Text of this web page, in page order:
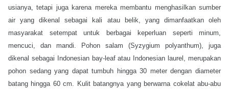
usianya, tetapi juga karena mereka membantu menghasilkan sumber
air yang dikenal sebagai kali atau belik, yang dimanfaatkan oleh
masyarakat setempat untuk berbagai keperluan seperti minum,
mencuci, dan mandi. Pohon salam (Syzygium polyanthum), juga
dikenal sebagai Indonesian bay-leaf atau Indonesian laurel, merupakan
pohon sedang yang dapat tumbuh hingga 30 meter dengan diameter
batang hingga 60 cm. Kulit batangnya yang berwarna cokelat abu-abu